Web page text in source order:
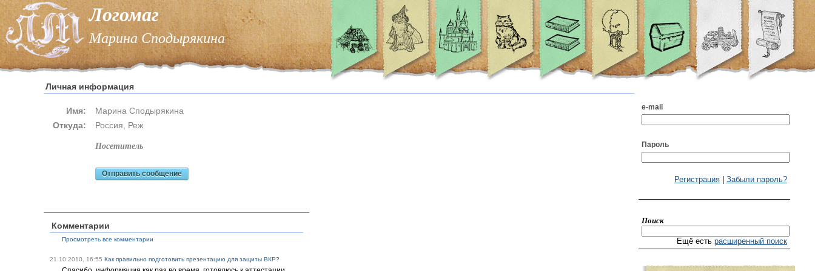
Логомаг
Марина Сподырякина
Личная информация
Имя:
Марина Сподырякина
Откуда:
Россия, Реж
посетитель
Отправить сообщение
Комментарии
Просмотреть все комментарии
21.10.2010, 16:55 Как правильно подготовить презентацию для защиты ВКР?
e-mail
Пароль
Регистрация Забыли пароль?
Поиск
Ещё есть расширенный поиск